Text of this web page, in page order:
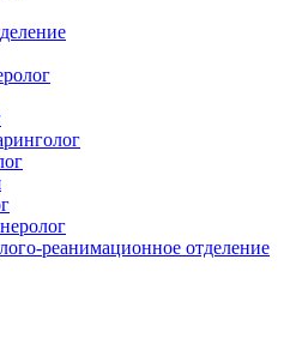
реанимационное отделение